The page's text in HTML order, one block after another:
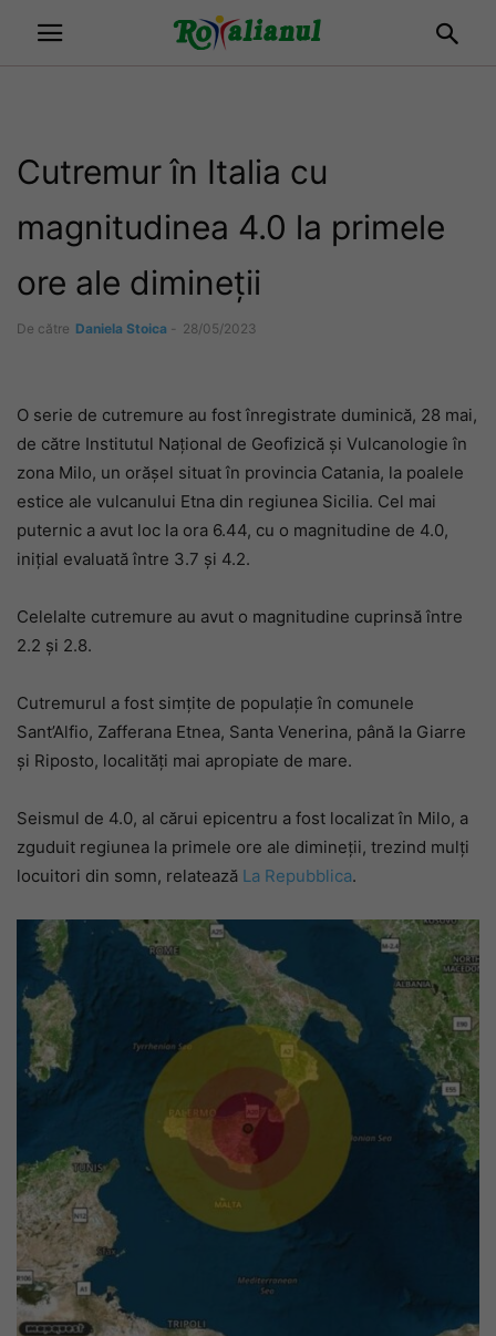
Cutremur în Italia cu
magnitudinea 4.0 la primele
ore ale dimineții
De către Daniela Stoica - 28/05/2023
O serie de cutremure au fost înregistrate duminică, 28 mai,
de către Institutul Național de Geofizică și Vulcanologie în
zona Milo, un orășel situat în provincia Catania, la poalele
estice ale vulcanului Etna din regiunea Sicilia. Cel mai
puternic a avut loc la ora 6.44, cu o magnitudine de 4.0,
inițial evaluată între 3.7 și 4.2.
Celelalte cutremure au avut o magnitudine cuprinsă între
2.2 și 2.8.
Cutremurul a fost simțite de populație în comunele
Sant’Alfio, Zafferana Etnea, Santa Venerina, până la Giarre
și Riposto, localități mai apropiate de mare.
Seismul de 4.0, al cărui epicentru a fost localizat în Milo, a
zguduit regiunea la primele ore ale dimineții, trezind mulți
locuitori din somn, relatează La Repubblica.